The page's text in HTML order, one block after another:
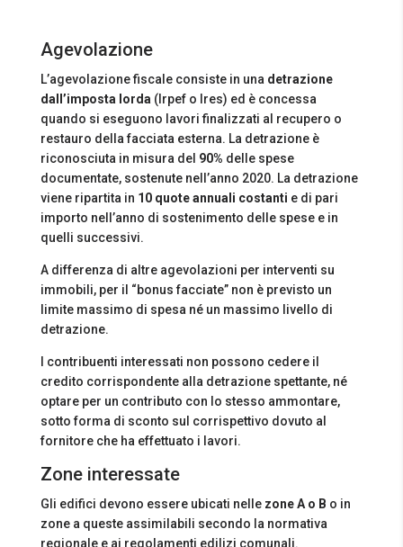
Agevolazione
L’agevolazione fiscale consiste in una detrazione
dall’imposta lorda(Irpef o Ires) ed è concessa
quando si eseguono lavori finalizzati al recupero o
restauro della facciata esterna. La detrazione è
riconosciuta in misura del 90% delle spese
documentate, sostenute nell’anno 2020. La detrazione
viene ripartita in 10 quote annuali costanti e di pari
importo nell’anno di sostenimento delle spese e in
quelli successivi.
A differenza di altre agevolazioni per interventi su
immobili, per il “bonus facciate” non è previsto un
limite massimo di spesa né un massimo livello di
detrazione.
I contribuenti interessati non possono cedere il
credito corrispondente alla detrazione spettante, né
optare per un contributo con lo stesso ammontare,
sotto forma di sconto sul corrispettivo dovuto al
fornitore che ha effettuato i lavori.
Zone interessate
Gli edifici devono essere ubicati nellezone A o B o in
zone a queste assimilabili secondo la normativa
regionale e ai regolamenti edilizi comunali.